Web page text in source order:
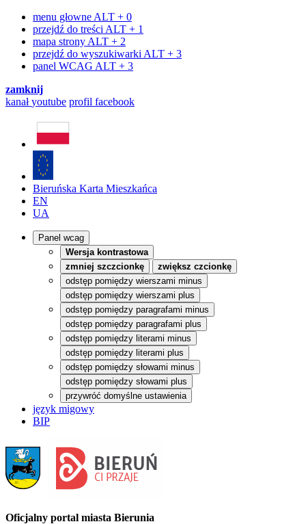
menu głowne ALT + 0
przejdź do treści ALT + 1
mapa strony ALT + 2
przejdź do wyszukiwarki ALT + 3
panel WCAG ALT + 3
zamknij
kanałyoutube profil facebook
Bieruńska Karta Mieszkańca
EN
UA
Panel wcag
Wersja kontrastowa
zmniej szczcionkę
zwiększ czcionkę
odstęp pomiędzy wierszami minus
odstęp pomiędzy wierszami plus
odstęp pomiędzy paragrafami minus
odstęp pomiędzy paragrafami plus
odstęp pomiędzy literami minus
odstęp pomiędzy literami plus
odstęp pomiędzy słowami minus
odstęp pomiędzy słowami plus
przywróć domyślne ustawienia
język migowy
BIP
Oficjalny portal miasta Bierunia